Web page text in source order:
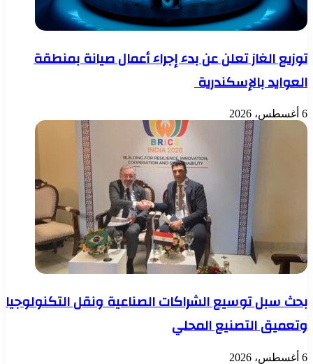
توزيع الغاز تعلن عن بدء إجراء أعمال صيانة بمنطقة
العوايد بالإسكندرية
6 أغسطس، 2026
بحث سبل توسيع الشراكات الصناعية ونقل التكنولوجيا
وتعميق التصنيع المحلي
6 أغسطس، 2026